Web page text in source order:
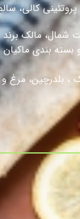
کالی،
مالک برند
بسته بندی
، بلدرچین، مرغ